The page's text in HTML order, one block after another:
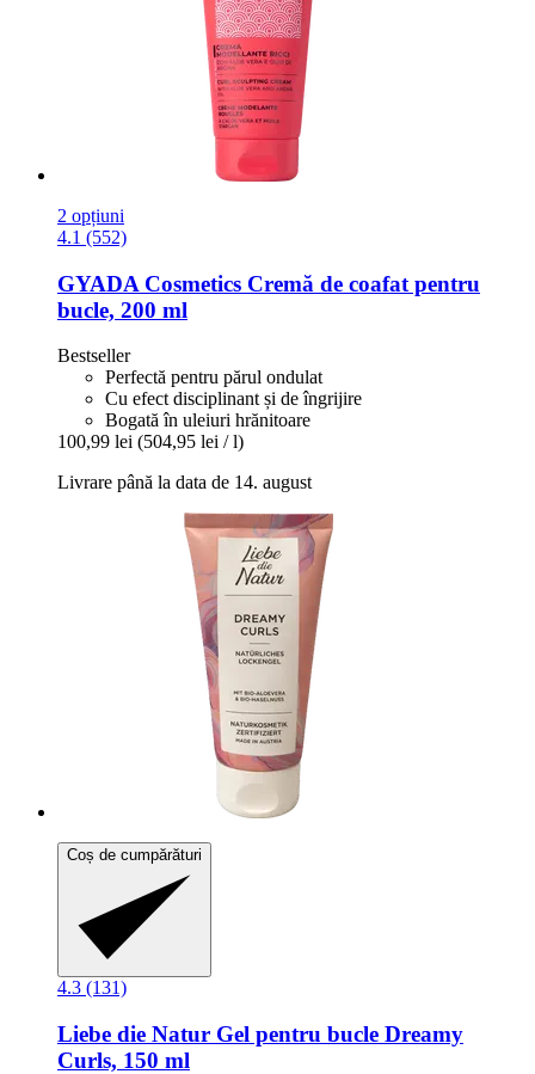
2 opțiuni
4.1 (552)
GYADA Cosmetics Cremă de coafat pentru
bucle, 200 ml
Bestseller
Perfectă pentru părul ondulat
Cu efect disciplinant și de îngrijire
Bogată în uleiuri hrănitoare
100,99 lei (504,95 lei / l)
Livrare până la data de 14. august
Coș de cumpărături
4.3 (131)
Liebe die Natur Gel pentru bucle Dreamy
Curls, 150 ml